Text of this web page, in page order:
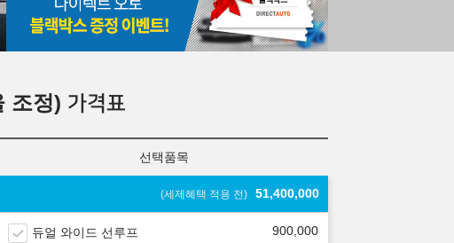
조정) 가격표
선택품목
(세제혜택 적용 전) 51,400,000
듀얼 와이드 선루프 900,000